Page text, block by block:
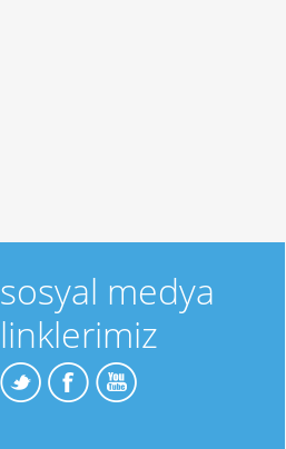
sosyal medya
linklerimiz